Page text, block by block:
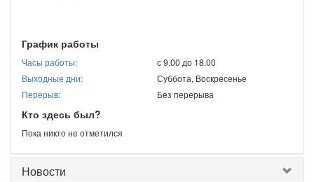
График работы
Часы работы:
с 9.00 до 18.00
Выходные дни:
Суббота, Воскресенье
Перерыв:
Без перерыва
Кто здесь был?
Пока никто не отметился
Новости